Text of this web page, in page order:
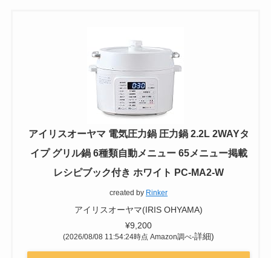
アイリスオーヤマ 電気圧力鍋 圧力鍋 2.2L 2WAYタ
イプ グリル鍋 6種類自動メニュー 65メニュー掲載
レシピブック付き ホワイト PC-MA2-W
created by Rinker
アイリスオーヤマ(IRIS OHYAMA)
¥9,200
(2026/08/08 11:54:24時点 Amazon調べ-詳細)